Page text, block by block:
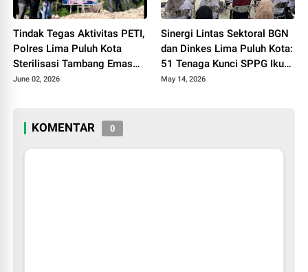
Tindak Tegas Aktivitas PETI,
Polres Lima Puluh Kota
Sterilisasi Tambang Emas
Liar Nagari Galugua
June 02, 2026
Sinergi Lintas Sektoral BGN
dan Dinkes Lima Puluh Kota:
51 Tenaga Kunci SPPG Ikuti
Pelatihan Standarisasi
May 14, 2026
KOMENTAR 0